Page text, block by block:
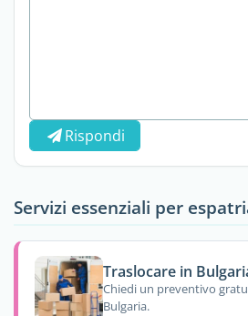
Rispondi
Servizi essenziali per
Traslocare in
Chiedi un preventivo
Bulgaria.